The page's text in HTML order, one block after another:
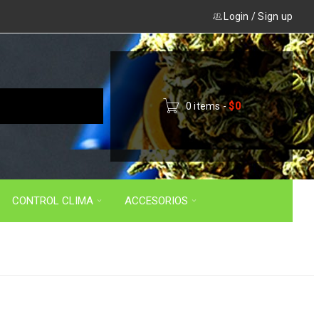
Login /Sign up
0 items - $0
CONTROL CLIMA ACCESORIOS